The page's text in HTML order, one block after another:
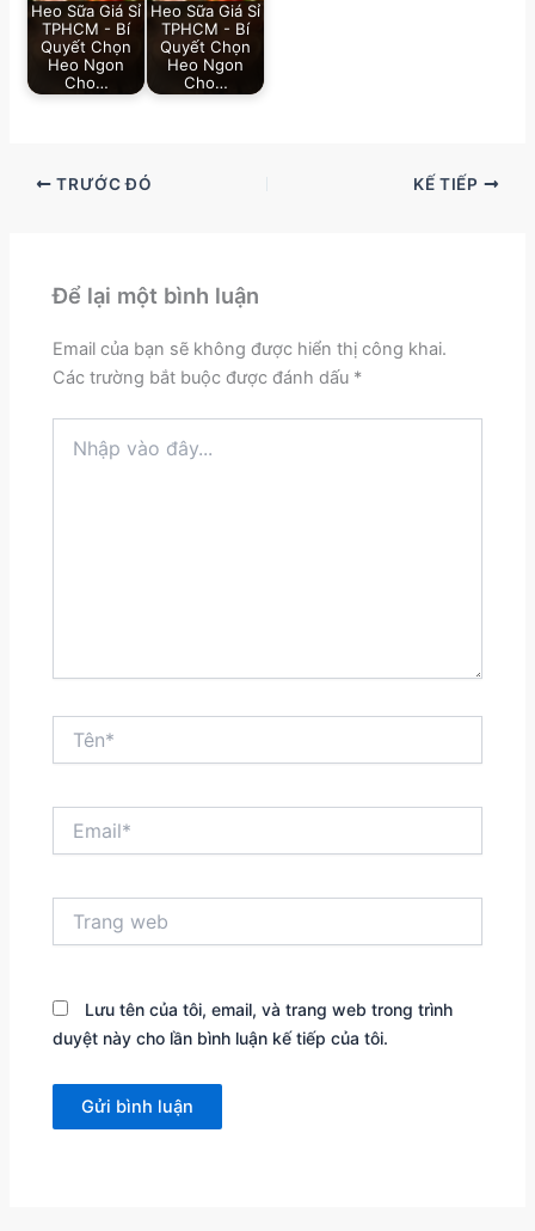
Heo Sữa Giá Sỉ
TPHCM - Bí
Quyết Chọn
Heo Ngon
Cho…
Heo Sữa Giá Sỉ
TPHCM - Bí
Quyết Chọn
Heo Ngon
Cho…
TRƯỚC ĐÓ KẾ TIẾP
Để lại một bình luận
Email của bạn sẽ không được hiển thị công khai.
Các trường bắt buộc được đánh dấu *
vào
web
Lưu tên của tôi, email, và trang web trong trình
duyệt này cho lần bình luận kế tiếp của tôi.